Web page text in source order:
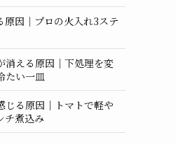
原因｜プロの火入れ3ステ
消える原因｜下処理を変
たい一皿
じる原因｜トマトで軽や
チ煮込み